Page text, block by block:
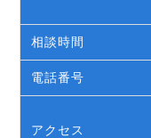
相談時間
電話番号
アクセス